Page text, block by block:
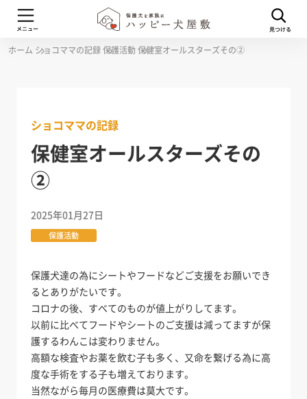
ホーム ショコママの記録保護活動 保健室オールスターズその②
ショコママの記録
保健室オールスターズその
②
2025年01月27日
保護活動
保護犬達の為にシートやフードなどご支援をお願いでき
るとありがたいです。
コロナの後、すべてのものが値上がりしてます。
以前に比べてフードやシートのご支援は減ってますが保
護するわんこは変わりません。
高額な検査やお薬を飲む子も多く、又命を繋げる為に高
度な手術をする子も増えております。
当然ながら毎月の医療費は莫大です。